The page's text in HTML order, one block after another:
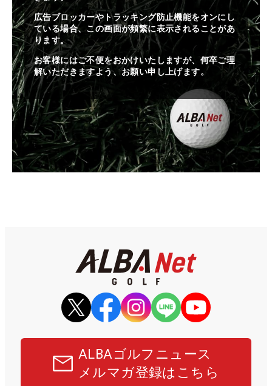
広告ブロッカーやトラッキング防止機能をオンにし
ている場合、この画面が頻繁に表示されることがあ
ります。
お客様にはご不便をおかけいたしますが、何卒ご理
解いただきますよう、お願い申し上げます。
ALBAゴルフニュース
メルマガ登録はこちら